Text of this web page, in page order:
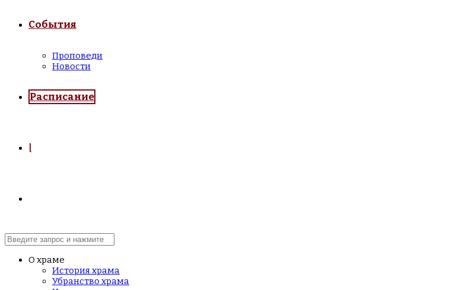
События
Проповеди
Новости
Расписание
О храме
История храма
Убранство храма